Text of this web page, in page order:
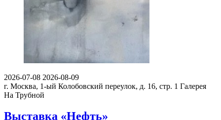
2026-07-08 2026-08-09
г. Москва, 1-ый Колобовский переулок, д. 16, стр. 1 Галерея
На Трубной
Выставка «Нефть»